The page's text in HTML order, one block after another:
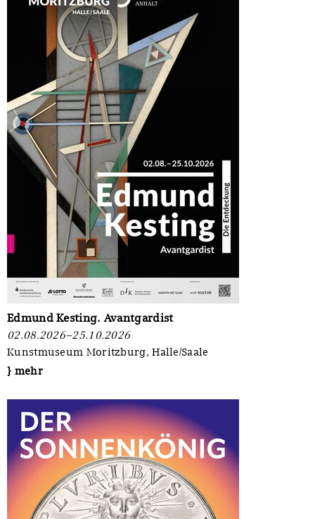
Edmund Kesting. Avantgardist
02.08.2026–25.10.2026
Kunstmuseum Moritzburg, Halle/Saale
} mehr